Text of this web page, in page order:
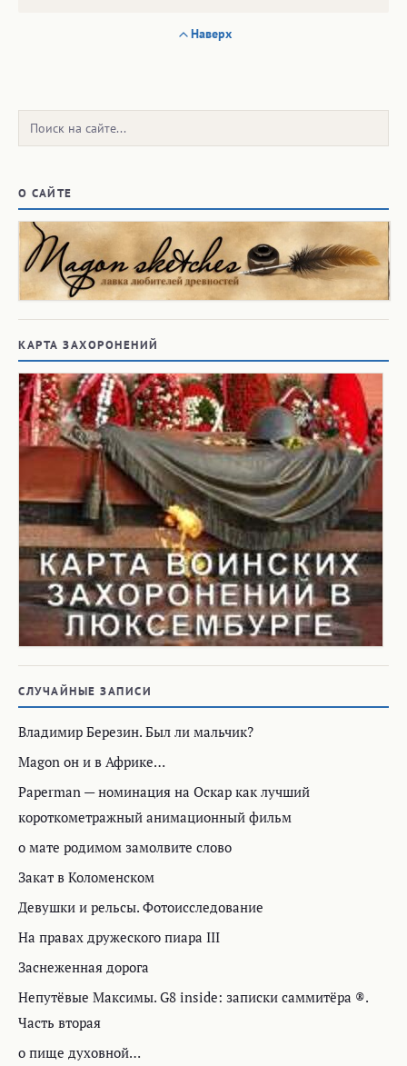
Наверх
Поиск:
О САЙТЕ
КАРТА ЗАХОРОНЕНИЙ
СЛУЧАЙНЫЕ ЗАПИСИ
Владимир Березин. Был ли мальчик?
Magon он и в Африке…
Paperman — номинация на Оскар как лучший
короткометражный анимационный фильм
о мате родимом замолвите слово
Закат в Коломенском
Девушки и рельсы. Фотоисследование
На правах дружеского пиара III
Заснеженная дорога
Непутёвые Максимы. G8 inside: записки саммитёра ®.
Часть вторая
о пище духовной…